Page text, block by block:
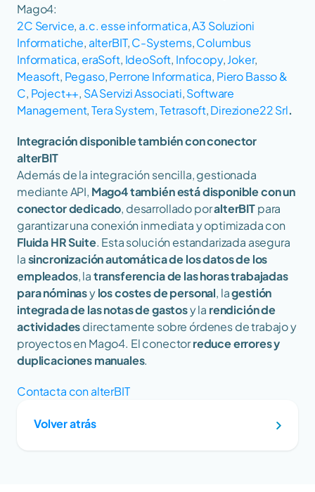
Mago4:
2C Service, a.c. esse informatica, A3 Soluzioni
Informatiche, alterBIT, C-Systems, Columbus
Informatica, eraSoft, IdeoSoft, Infocopy, Joker
Measoft, Pegaso, Perrone Informatica, Piero Basso &
C, Poject++, SA Servizi Associati, Software
Management, Tera System, Tetrasoft, Direzione22 Srl.
Integración disponible también con conector
alterBIT
Además de la integración sencilla, gestionada
mediante API, Mago4 también está disponible con un
conector dedicado, desarrollado por alterBIT para
Fluida HR Suite. Esta solución estandarizada asegura
la sincronización automática de los datos de los
empleados, la transferencia de las horas trabajadas
para nóminas y los costes de personal, la gestión
integrada de las notas de gastos y la rendición de
actividades directamente sobre órdenes de trabajo y
proyectos en Mago4. El conector reduce errores y
duplicaciones manuales.
Contacta con alterBIT
Volver atrás